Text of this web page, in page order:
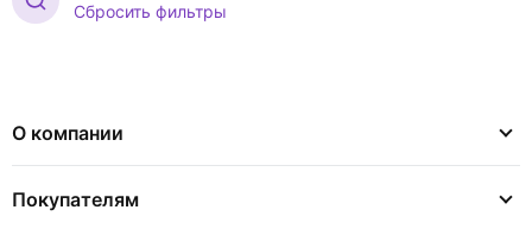
Сбросить фильтры
О компании
Покупателям